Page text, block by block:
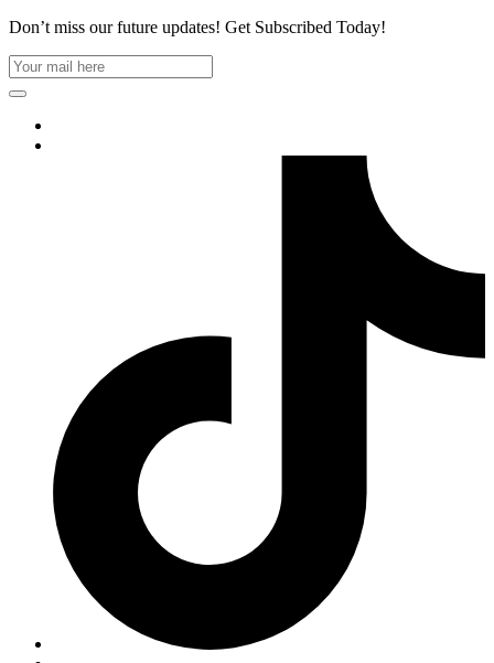
Don’t miss our future updates! Get Subscribed Today!